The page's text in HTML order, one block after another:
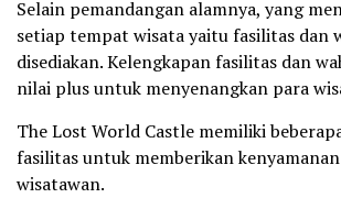
Selain pemandangan alamnya, yang
setiap tempat wisata yaitu fasilitas dan
disediakan. Kelengkapan fasilitas dan
nilai plus untuk menyenangkan para
The Lost World Castle memiliki
fasilitas untuk memberikan
wisatawan.